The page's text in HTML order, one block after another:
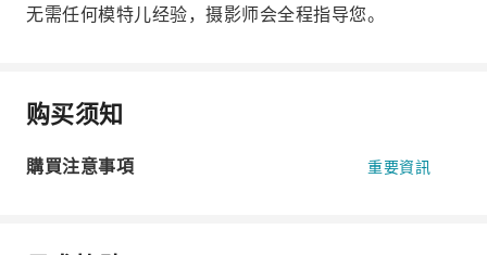
无需任何模特儿经验，摄影师会全程指导您。
购买须知
購買注意事項 重要資訊